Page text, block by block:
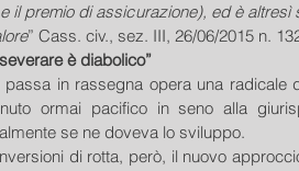
il premio di assicurazione), ed è altresì
” Cass. civ., sez. III, 26/06/2015 n.
è diabolico”
in rassegna opera una radicale
ormai pacifico in seno alla
se ne doveva lo sviluppo.
di rotta, però, il nuovo